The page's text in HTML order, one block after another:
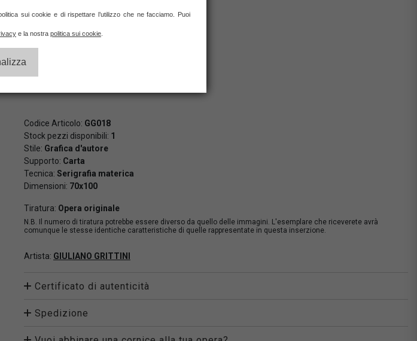
di credito e PayPal (anche in 3 rate)
Codice Articolo: GG018
Stock pezzi disponibili: 1
Stile: Grafica d'autore
Supporto: Carta
Tecnica: Serigrafia materica
Dimensioni: 70x100
Tiratura: Opera originale
N.B. Il numero di tiratura potrebbe essere diverso da quello delle immagini. L'esemplare che riceverete avrà
comunque le stesse identiche caratteristiche di quelle rappresentate in questa inserzione.
Artista: GIULIANO GRITTINI
Certificato di autenticità
Spedizione
sui cookie e di rispettare l’utilizzo che ne facciamo. Puoi
e la nostra politica sui cookie